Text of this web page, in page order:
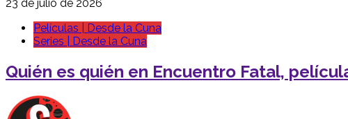
23 de julio de 2026
Películas | Desde la Cuna
Series | Desde la Cuna
Quién es quién en Encuentro Fatal,